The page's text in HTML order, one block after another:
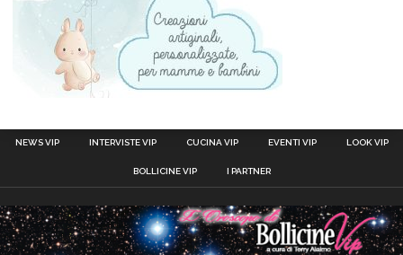
NEWS VIP INTERVISTE VIP CUCINA VIP EVENTI VIP LOOK VIP
BOLLICINE VIP I PARTNER